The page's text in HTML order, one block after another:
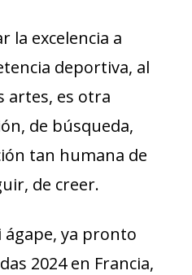
la excelencia a
deportiva, al
artes, es otra
de búsqueda,
tan humana de
de creer.
ya pronto
2024 en Francia,